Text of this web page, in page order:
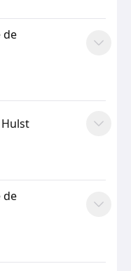
de
de